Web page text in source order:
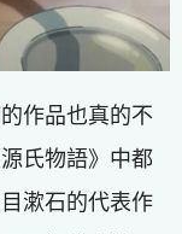
作品也真的不
氏物語》中都
漱石的代表作